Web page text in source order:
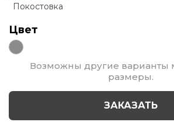
Покостовка
Цвет
Возможны другие варианты
размеры.
ЗАКАЗАТЬ